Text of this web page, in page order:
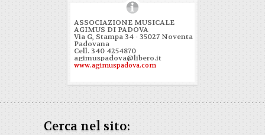
ASSOCIAZIONE MUSICALE
AGIMUS DI PADOVA
Via G, Stampa 34 - 35027 Noventa
Padovana
Cell. 340 4254870
agimuspadova@libero.it
www.agimuspadova.com
Cerca nel sito: